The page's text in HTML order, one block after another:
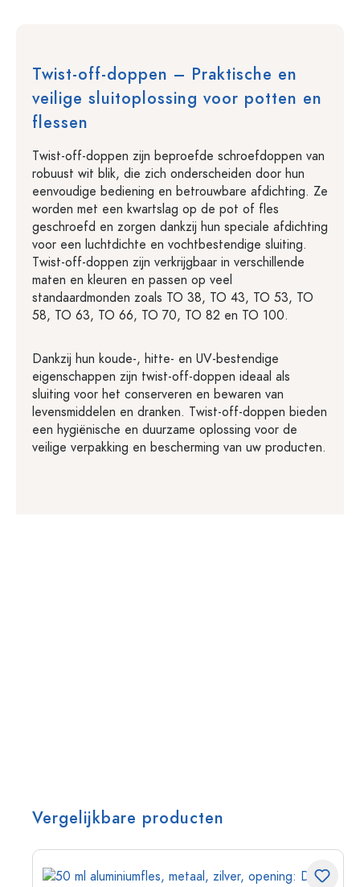
Twist-off-doppen – Praktische en
veilige sluitoplossing voor potten en
flessen
Twist-off-doppen zijn beproefde schroefdoppen van
robuust wit blik, die zich onderscheiden door hun
eenvoudige bediening en betrouwbare afdichting. Ze
worden met een kwartslag op de pot of fles
geschroefd en zorgen dankzij hun speciale afdichting
voor een luchtdichte en vochtbestendige sluiting.
Twist-off-doppen zijn verkrijgbaar in verschillende
maten en kleuren en passen op veel
standaardmonden zoals TO 38, TO 43, TO 53, TO
58, TO 63, TO 66, TO 70, TO 82 en TO 100.
Dankzij hun koude-, hitte- en UV-bestendige
eigenschappen zijn twist-off-doppen ideaal als
sluiting voor het conserveren en bewaren van
levensmiddelen en dranken. Twist-off-doppen bieden
een hygiënische en duurzame oplossing voor de
veilige verpakking en bescherming van uw producten.
Vergelijkbare producten